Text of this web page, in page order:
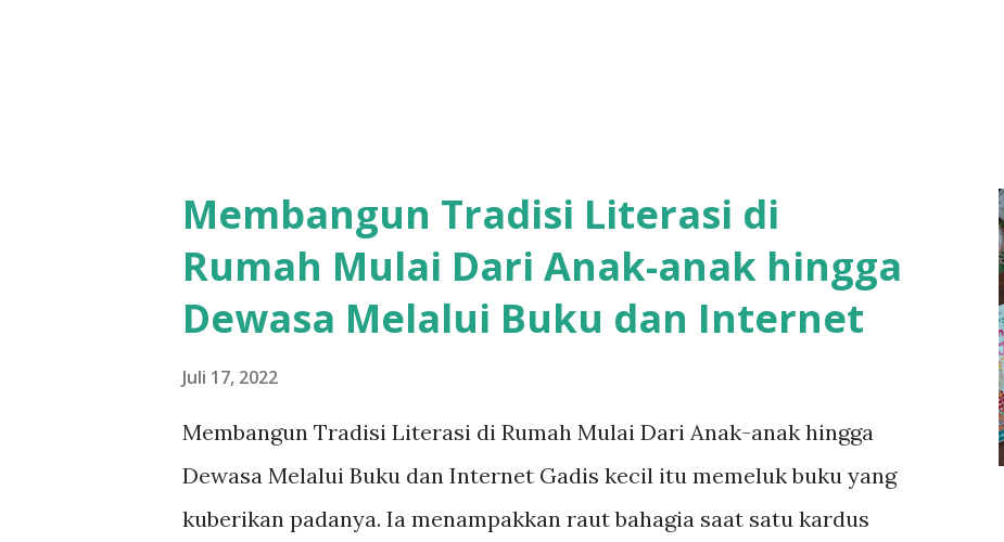
Membangun Tradisi Literasi di
Rumah Mulai Dari Anak-anak hingga
Dewasa Melalui Buku dan Internet
Juli 17, 2022
Membangun Tradisi Literasi di Rumah Mulai Dari Anak-anak hingga
Dewasa Melalui Buku dan Internet Gadis kecil itu memeluk buku yang
kuberikan padanya. Ia menampakkan raut bahagia saat satu kardus